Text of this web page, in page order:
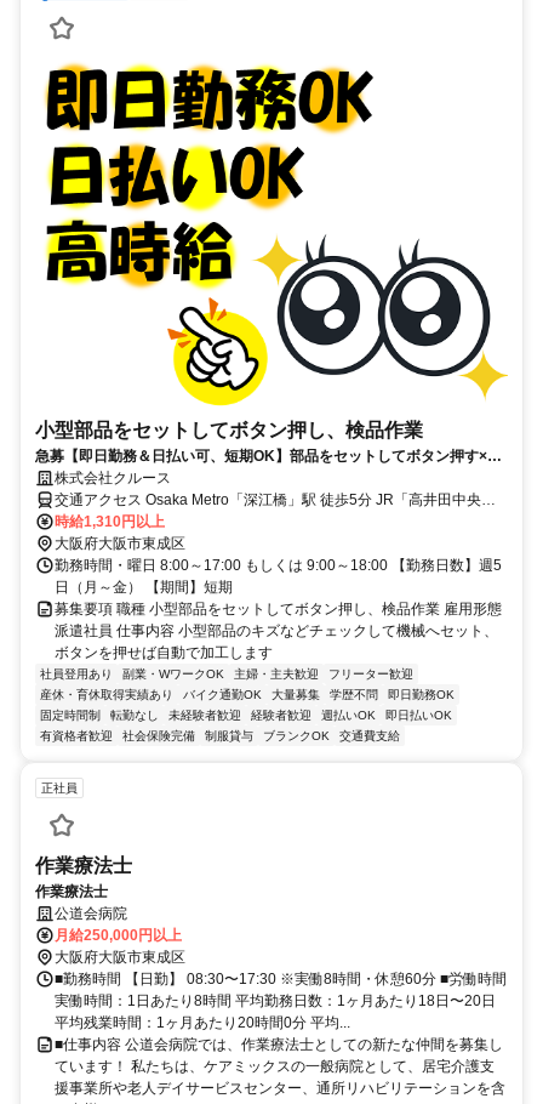
小型部品をセットしてボタン押し、検品作業
急募【即日勤務＆日払い可、短期OK】部品をセットしてボタン押す×こ
れの繰り返し
株式会社クルース
交通アクセス Osaka Metro「深江橋」駅 徒歩5分 JR「高井田中央」
駅自転車5分 Osaka Metro「高井田」駅自転車5分
時給1,310円以上
大阪府大阪市東成区
勤務時間・曜日 8:00～17:00 もしくは 9:00～18:00 【勤務日数】週5
日（月～金） 【期間】短期
募集要項 職種 小型部品をセットしてボタン押し、検品作業 雇用形態
派遣社員 仕事内容 小型部品のキズなどチェックして機械へセット、
ボタンを押せば自動で加工します
社員登用あり 副業・WワークOK 主婦・主夫歓迎
フリーター歓迎
産休・育休取得実績あり
バイク通勤OK 大量募集 学歴不問
即日勤務OK
固定時間制
転勤なし 未経験者歓迎 経験者歓迎 週払いOK
即日払いOK
有資格者歓迎
社会保険完備 制服貸与 ブランクOK 交通費支給
正社員
作業療法士
作業療法士
公道会病院
月給250,000円以上
大阪府大阪市東成区
■勤務時間 【日勤】 08:30〜17:30 ※実働8時間・休憩60分 ■労働時間
実働時間：1日あたり8時間 平均勤務日数：1ヶ月あたり18日〜20日
平均残業時間：1ヶ月あたり20時間0分 平均...
■仕事内容 公道会病院では、作業療法士としての新たな仲間を募集し
ています！ 私たちは、ケアミックスの一般病院として、居宅介護支
援事業所や老人デイサービスセンター、通所リハビリテーションを含